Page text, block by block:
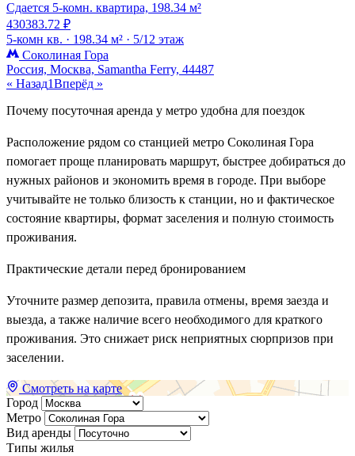
Сдается 5-комн. квартира, 198.34 м²
430383.72 ₽
5-комн кв. · 198.34 м² · 5/12 этаж
Соколиная Гора
Россия, Москва, Samantha Ferry, 44487
« Назад1Вперёд »
Почему посуточная аренда у метро удобна для поездок
Расположение рядом со станцией метро Соколиная Гора
помогает проще планировать маршрут, быстрее добираться до
нужных районов и экономить время в городе. При выборе
учитывайте не только близость к станции, но и фактическое
состояние квартиры, формат заселения и полную стоимость
проживания.
Практические детали перед бронированием
Уточните размер депозита, правила отмены, время заезда и
выезда, а также наличие всего необходимого для краткого
проживания. Это снижает риск неприятных сюрпризов при
заселении.
Смотреть на карте
Город
Метро
Вид аренды
Типы жилья